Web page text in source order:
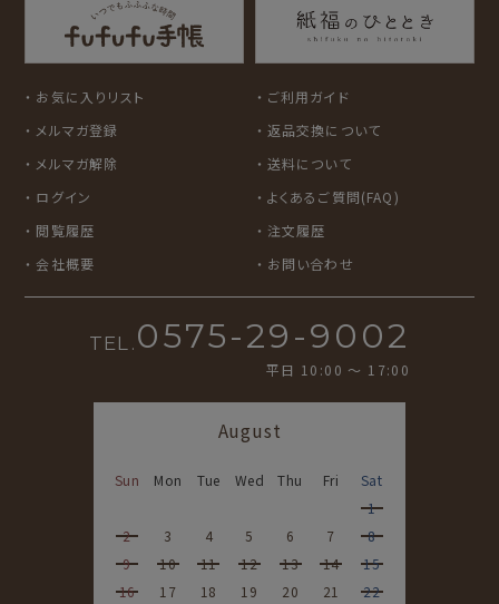
コラボ別
TEA STAND
お気に入りリスト
メルマガ登録
メルマガ解除
ログイン
ご利用ガイド
返品交換について
送料について
よくあるご質問(FAQ)
閲覧履歴
注文履歴
会社概要
お問い合わせ
TEL. 0575-29-9002
平日 10:00 〜 17:00
August
Sun Mon Tue Wed Thu Fri
Sat
1
2
3 4 5 6 7
8
9
10 11 12 13 14
15
16
17 18 19 20 21
22